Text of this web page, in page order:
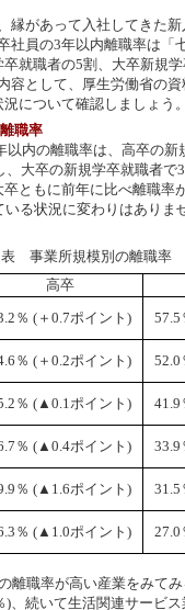
があって入社してきた
社員の3年以内離職率は「
就職者の5割、大卒新規
容として、厚生労働省の
について確認しましょう。
職率
内の離職率は、高卒の新
、大卒の新規学卒就職者で
ともに前年に比べ離職率
る状況に変わりはありま
表 事業所規模別の離職率
高卒
％ (＋0.7ポイント)
％ (＋0.2ポイント)
％ (▲0.1ポイント)
％ (▲0.4ポイント)
％ (▲1.6ポイント)
％ (▲1.0ポイント)
離職率が高い産業をみて
、続いて生活関連サービス